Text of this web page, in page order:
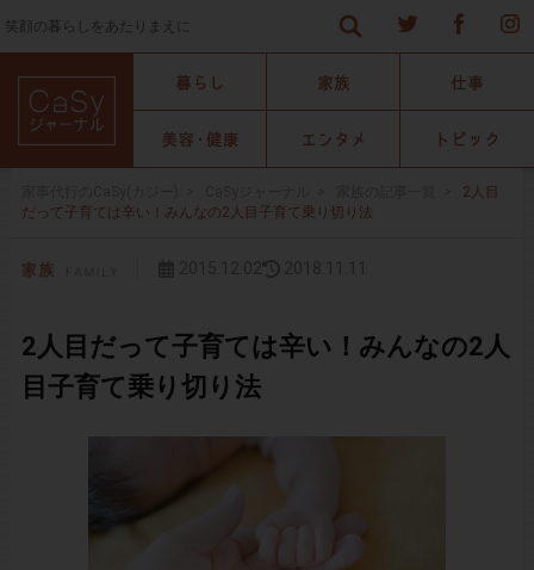
笑顔の暮らしをあたりまえに
2人目
だって子育ては辛い！みんなの2人目子育て乗り切り法
2人目だって子育ては辛い！みんなの2人
目子育て乗り切り法